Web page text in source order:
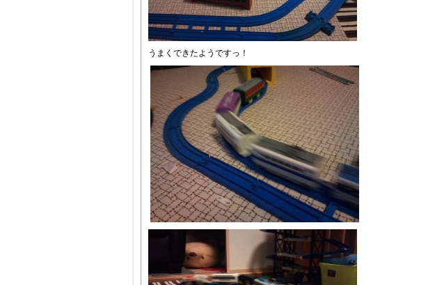
うまくできたようですっ！